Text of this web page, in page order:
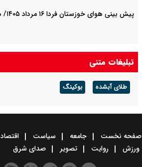
پیش بینی هوای خوزستان فردا ۱۶ مرداد ۱۴۰۵/ هوای گرم ماندگار است
تبلیغات متنی
طلای آبشده بوکینگ
صفحه نخست جامعه سیاست اقتصاد
ورزش
روایت تصویر صدای شرق